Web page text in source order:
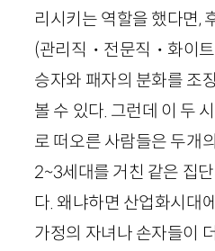
리시키는 역할을 했다면,
(관리직・전문직・화이
승자와 패자의 분화를 조
볼 수 있다. 그런데 이 두
로 떠오른 사람들은 두개
2~3세대를 거친 같은 집
다. 왜냐하면 산업화시대
가정의 자녀나 손자들이